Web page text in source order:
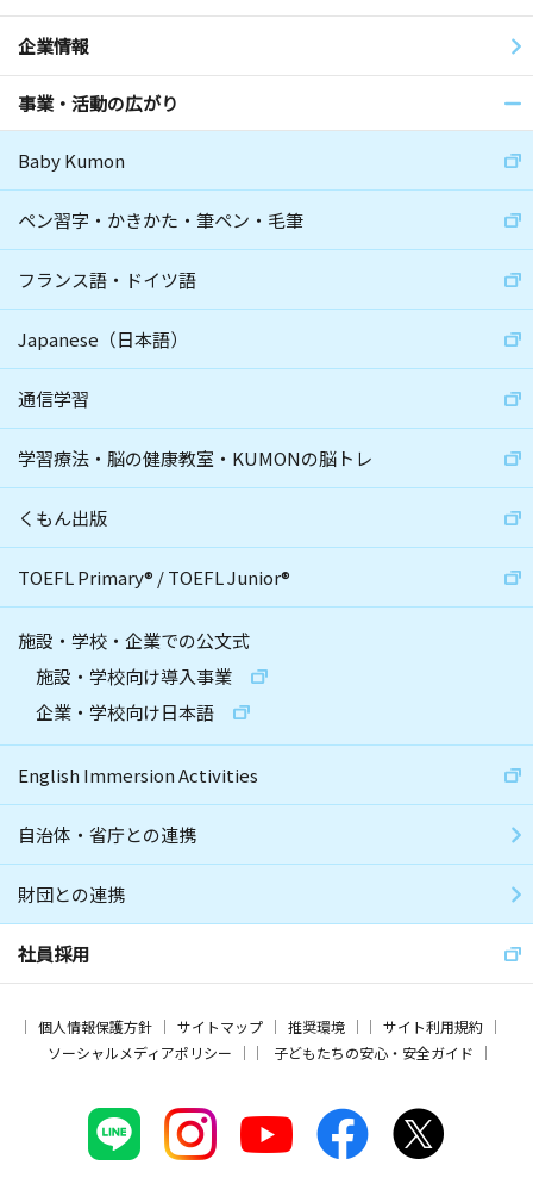
企業情報
事業・活動の広がり
Baby Kumon
ペン習字・かきかた・筆ペン・毛筆
フランス語・ドイツ語
Japanese（日本語）
通信学習
学習療法・脳の健康教室・KUMONの脳トレ
くもん出版
TOEFL Primary® /TOEFL Junior®
施設・学校・企業での公文式
施設・学校向け導入事業
企業・学校向け日本語
English Immersion Activities
自治体・省庁との連携
財団との連携
社員採用
個人情報保護方針 サイトマップ 推奨環境
サイト利用規約
ソーシャルメディアポリシー
子どもたちの安心・安全ガイド